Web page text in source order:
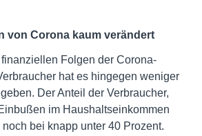
von Corona kaum verändert
Folgen der Corona-
hat es hingegen weniger
Der Anteil der Verbraucher,
im Haushaltseinkommen
bei knapp unter 40 Prozent.